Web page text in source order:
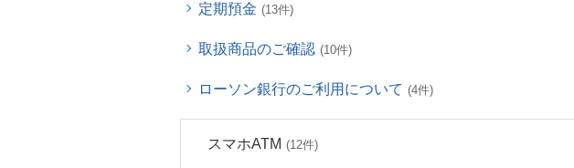
定期預金 (13件)
取扱商品のご確認 (10件)
ローソン銀行のご利用について (4件)
スマホATM (12件)